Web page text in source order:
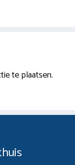
te plaatsen.